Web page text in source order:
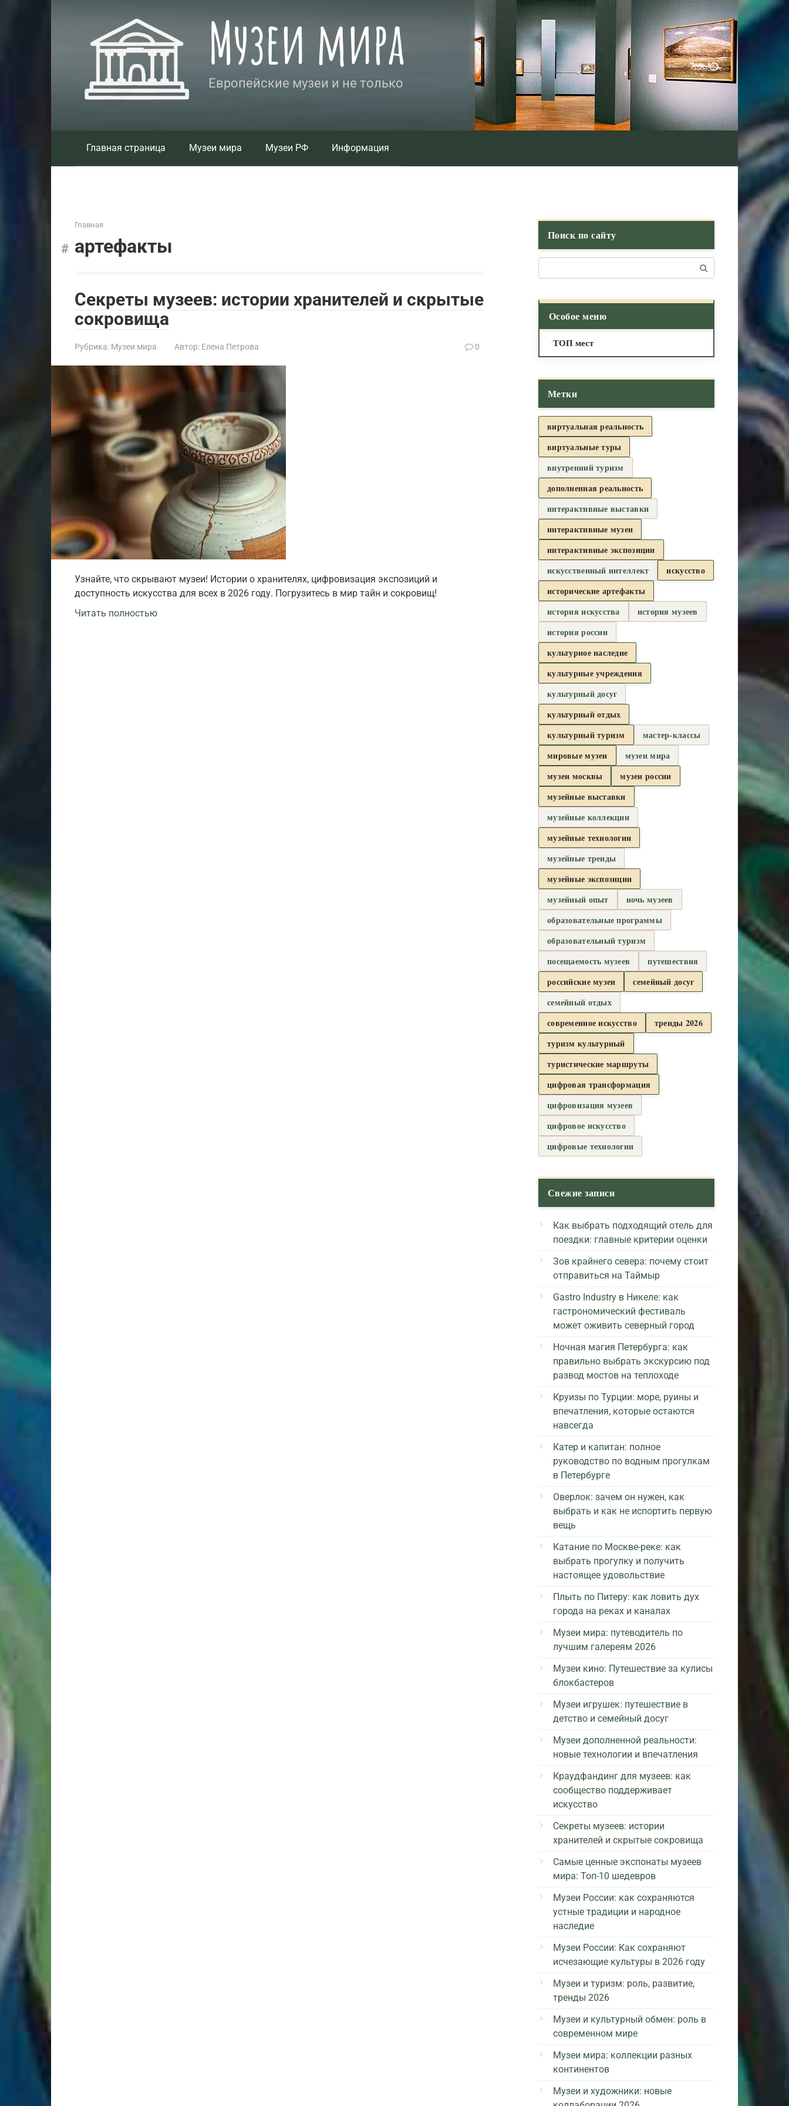
Музеи мира
Европейские музеи и не только
Главная страница Музеи мира Музеи РФ Информация
Главная
артефакты
Секреты музеев: истории хранителей и скрытые
сокровища
Рубрика: Музеи мира Автор: Елена Петрова 0
Узнайте, что скрывают музеи! Истории о хранителях, цифровизация экспозиций и
доступность искусства для всех в 2026 году. Погрузитесь в мир тайн и сокровищ!
Читать полностью
Поиск по сайту
Особое меню
ТОП мест
Метки
виртуальная реальность
виртуальные туры
внутренний туризм
дополненная реальность
интерактивные выставки
интерактивные музеи
интерактивные экспозиции
искусственный интеллект
искусство
исторические артефакты
история искусства
история музеев
история россии
культурное наследие
культурные учреждения
культурный досуг
культурный отдых
культурный туризм
мастер-классы
мировые музеи
музеи мира
музеи москвы
музеи россии
музейные выставки
музейные коллекции
музейные технологии
музейные тренды
музейные экспозиции
музейный опыт
ночь музеев
образовательные программы
образовательный туризм
посещаемость музеев
путешествия
российские музеи
семейный досуг
семейный отдых
современное искусство
тренды 2026
туризм культурный
туристические маршруты
цифровая трансформация
цифровизация музеев
цифровое искусство
цифровые технологии
Свежие записи
Как выбрать подходящий отель для
поездки: главные критерии оценки
Зов крайнего севера: почему стоит
отправиться на Таймыр
Gastro Industry в Никеле: как
гастрономический фестиваль
может оживить северный город
Ночная магия Петербурга: как
правильно выбрать экскурсию под
развод мостов на теплоходе
Круизы по Турции: море, руины и
впечатления, которые остаются
навсегда
Катер и капитан: полное
руководство по водным прогулкам
в Петербурге
Оверлок: зачем он нужен, как
выбрать и как не испортить первую
вещь
Катание по Москве-реке: как
выбрать прогулку и получить
настоящее удовольствие
Плыть по Питеру: как ловить дух
города на реках и каналах
Музеи мира: путеводитель по
лучшим галереям 2026
Музеи кино: Путешествие за кулисы
блокбастеров
Музеи игрушек: путешествие в
детство и семейный досуг
Музеи дополненной реальности:
новые технологии и впечатления
Краудфандинг для музеев: как
сообщество поддерживает
искусство
Секреты музеев: истории
хранителей и скрытые сокровища
Самые ценные экспонаты музеев
мира: Топ-10 шедевров
Музеи России: как сохраняются
устные традиции и народное
наследие
Музеи России: Как сохраняют
исчезающие культуры в 2026 году
Музеи и туризм: роль, развитие,
тренды 2026
Музеи и культурный обмен: роль в
современном мире
Музеи мира: коллекции разных
континентов
Музеи и художники: новые